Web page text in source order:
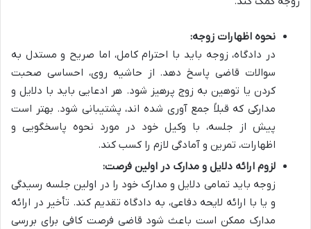
نحوه اظهارات زوجه:
در دادگاه، زوجه باید با احترام کامل، اما صریح و مستدل به
سوالات قاضی پاسخ دهد. از حاشیه روی، احساسی صحبت
کردن یا توهین به زوج پرهیز شود. هر ادعایی باید با دلایل و
مدارکی که قبلاً جمع آوری شده اند، پشتیبانی شود. بهتر است
پیش از جلسه، با وکیل خود در مورد نحوه پاسخگویی و
اظهارات، تمرین و آمادگی لازم را کسب کند.
لزوم ارائه دلایل و مدارک در اولین فرصت:
زوجه باید تمامی دلایل و مدارک خود را در اولین جلسه رسیدگی
و یا با ارائه لایحه دفاعی، به دادگاه تقدیم کند. تأخیر در ارائه
مدارک ممکن است باعث شود قاضی فرصت کافی برای بررسی